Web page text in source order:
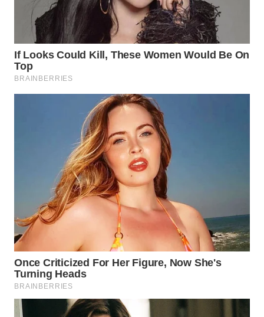
WN
MANDALIKA
WN
LIKUPANG
WN
WAHANA
WAHANA
TANI